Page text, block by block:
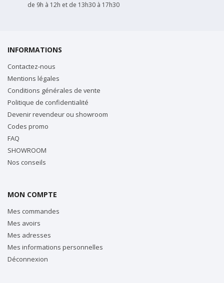
de 9h à 12h et de 13h30 à 17h30
INFORMATIONS
Contactez-nous
Mentions légales
Conditions générales de vente
Politique de confidentialité
Devenir revendeur ou showroom
Codes promo
FAQ
SHOWROOM
Nos conseils
MON COMPTE
Mes commandes
Mes avoirs
Mes adresses
Mes informations personnelles
Déconnexion